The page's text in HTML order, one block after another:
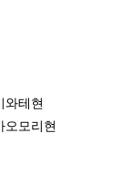
와테현
오모리현